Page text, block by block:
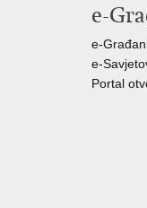
e-
e-
e-
Portal